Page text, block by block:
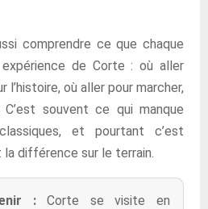
comprendre ce que chaque
de Corte : où aller
l’histoire, où aller pour marcher,
souvent ce qui manque
et pourtant c’est
différence sur le terrain.
:Corte se visite en